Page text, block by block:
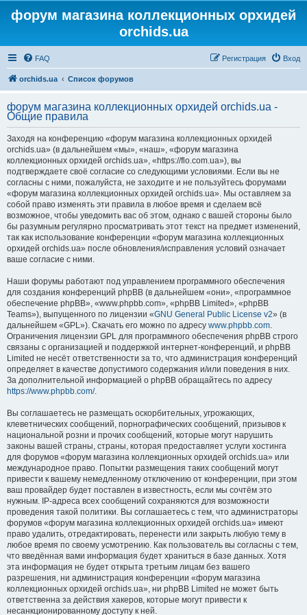
форум магазина коллекционных орхидей
orchids.ua
FAQ Вход
Регистрация
orchids.ua Список форумов
форум магазина коллекционных орхидей orchids.ua -
Общие правила
Заходя на конференцию «форум магазина коллекционных орхидей
orchids.ua» (в дальнейшем «мы», «наш», «форум магазина
коллекционных орхидей orchids.ua», «https://flo.com.ua»), вы
подтверждаете своё согласие со следующими условиями. Если вы не
согласны с ними, пожалуйста, не заходите и не пользуйтесь форумами
«форум магазина коллекционных орхидей orchids.ua». Мы оставляем за
собой право изменять эти правила в любое время и сделаем всё
возможное, чтобы уведомить вас об этом, однако с вашей стороны было
бы разумным регулярно просматривать этот текст на предмет изменений,
так как использование конференции «форум магазина коллекционных
орхидей orchids.ua» после обновления/исправления условий означает
ваше согласие с ними.
Наши форумы работают под управлением программного обеспечения
для создания конференций phpBB (в дальнейшем «они», «программное
обеспечение phpBB», «www.phpbb.com», «phpBB Limited», «phpBB
Teams»), выпущенного по лицензии «GNU General Public License v2» (в
дальнейшем «GPL»). Скачать его можно по адресу www.phpbb.com.
Ограничения лицензии GPL для программного обеспечения phpBB строго
связаны с организацией и поддержкой интернет-конференций, и phpBB
Limited не несёт ответственности за то, что администрация конференций
определяет в качестве допустимого содержания и/или поведения в них.
За дополнительной информацией о phpBB обращайтесь по адресу
https://www.phpbb.com/.
Вы соглашаетесь не размещать оскорбительных, угрожающих,
клеветнических сообщений, порнографических сообщений, призывов к
национальной розни и прочих сообщений, которые могут нарушить
законы вашей страны, страны, которая предоставляет услуги хостинга
для форумов «форум магазина коллекционных орхидей orchids.ua» или
международное право. Попытки размещения таких сообщений могут
привести к вашему немедленному отключению от конференции, при этом
ваш провайдер будет поставлен в известность, если мы сочтём это
нужным. IP-адреса всех сообщений сохраняются для возможности
проведения такой политики. Вы соглашаетесь с тем, что администраторы
форумов «форум магазина коллекционных орхидей orchids.ua» имеют
право удалить, отредактировать, перенести или закрыть любую тему в
любое время по своему усмотрению. Как пользователь вы согласны с тем,
что введённая вами информация будет храниться в базе данных. Хотя
эта информация не будет открыта третьим лицам без вашего
разрешения, ни администрация конференции «форум магазина
коллекционных орхидей orchids.ua», ни phpBB Limited не может быть
ответственна за действия хакеров, которые могут привести к
несанкционированному доступу к ней.